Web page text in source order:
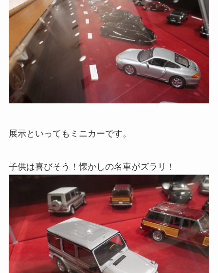
展示といってもミニカーです。
子供は喜びそう！懐かしの名車がズラリ！